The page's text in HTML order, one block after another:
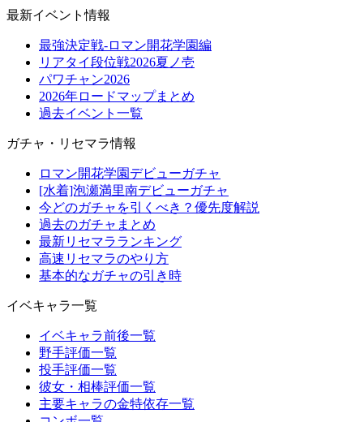
最新イベント情報
最強決定戦-ロマン開花学園編
リアタイ段位戦2026夏ノ壱
パワチャン2026
2026年ロードマップまとめ
過去イベント一覧
ガチャ・リセマラ情報
ロマン開花学園デビューガチャ
[水着]泡瀬満里南デビューガチャ
今どのガチャを引くべき？優先度解説
過去のガチャまとめ
最新リセマラランキング
高速リセマラのやり方
基本的なガチャの引き時
イベキャラ一覧
イベキャラ前後一覧
野手評価一覧
投手評価一覧
彼女・相棒評価一覧
主要キャラの金特依存一覧